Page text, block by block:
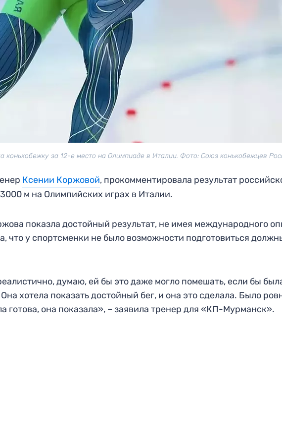
конькобежку за 12-е место на Олимпиаде в Италии. Фото: Союз конькобежцев
Ксении Коржовой, прокомментировала результат
м на Олимпийских играх в Италии.
показла достойный результат, не имея международного
что у спортсменки не было возможности подготовиться
думаю, ей бы это даже могло помешать, если бы
хотела показать достойный бег, и она это сделала. Было
готова, она показала», – заявила тренер для «КП-Мурманск».